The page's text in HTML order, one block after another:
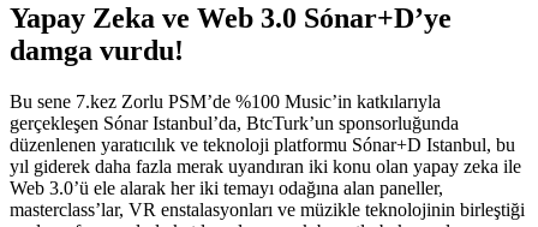
Yapay Zeka ve Web 3.0 Sónar+D’ye
damga vurdu!
Bu sene 7.kez Zorlu PSM’de %100 Music’in katkılarıyla
gerçekleşen Sónar Istanbul’da, BtcTurk’un sponsorluğunda
düzenlenen yaratıcılık ve teknoloji platformu Sónar+D Istanbul, bu
yıl giderek daha fazla merak uyandıran iki konu olan yapay zeka ile
Web 3.0’ü ele alarak her iki temayı odağına alan paneller,
masterclass’lar, VR enstalasyonları ve müzikle teknolojinin birleştiği